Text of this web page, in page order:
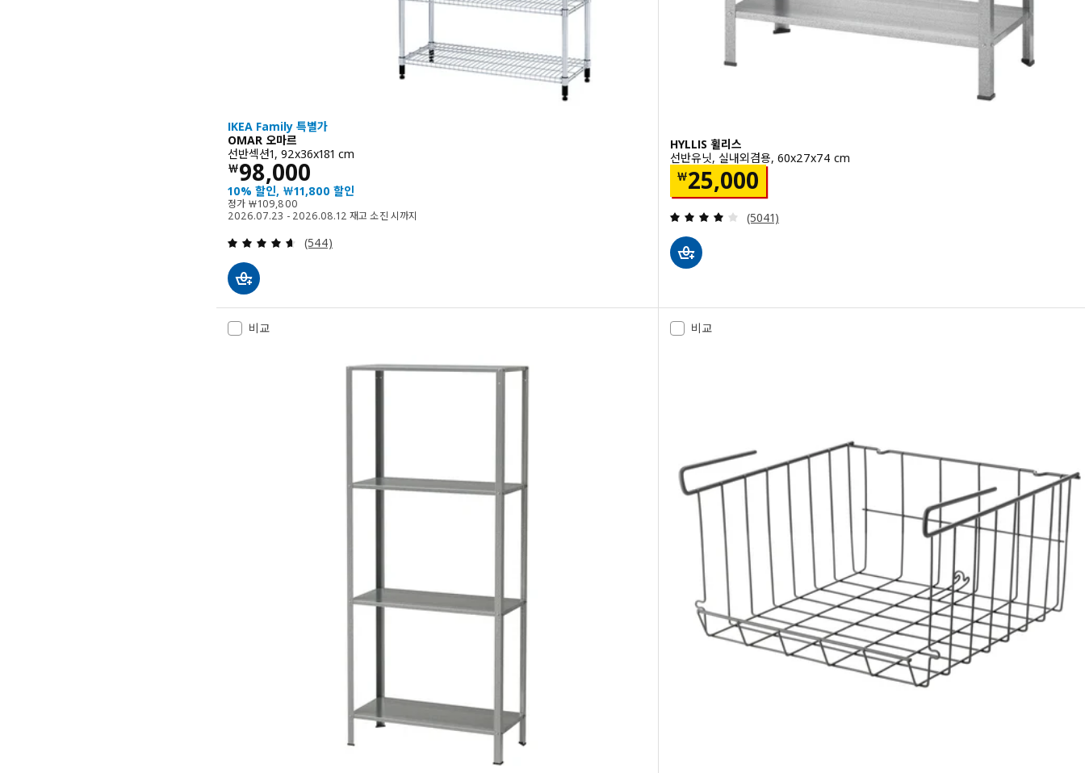
IKEA Family 특별가
OMAR 오마르
선반섹션1, 92x36x181 cm
￦98,000
가격 ￦ 98000
10% 할인, ￦11,800 할인
정가 ￦109,800
정가 ￦ 109800
2026.07.23 - 2026.08.12 재고 소진 시까지
검토: 4.6 밖으로 5 별. 총 리뷰 수:
(544)
HYLLIS 휠리스
선반유닛, 실내외겸용, 60x27x74 cm
￦25,000
가격 ￦ 25000
검토: 4.1 밖으로 5 별. 총 리뷰 수:
(5041)
비교 비교